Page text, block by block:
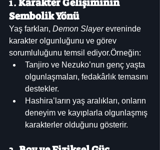
Sembolik Yönü
Yaş farkları, Demon Slayer evreninde
karakter olgunluğunu ve görev
sorumluluğunu temsil ediyor.Örneğin:
Tanjiro ve Nezuko’nun genç yaşta
olgunlaşmaları, fedakârlık temasını
destekler.
Hashira’ların yaş aralıkları, onların
deneyim ve kayıplarla olgunlaşmış
karakterler olduğunu gösterir.